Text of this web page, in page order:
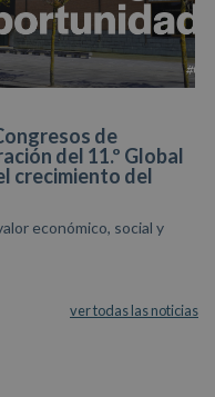
de
del 11.º Global
crecimiento del
económico, social y
ver todas las noticias